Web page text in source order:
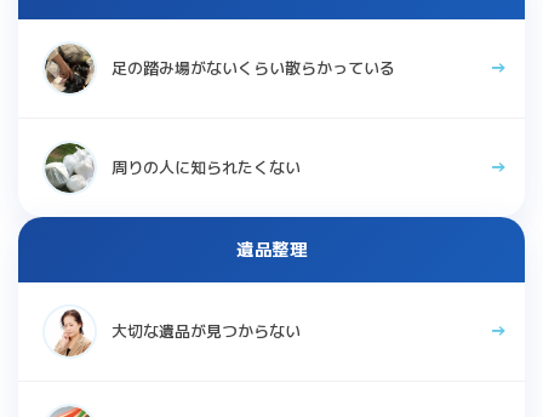
足の踏み場がないくらい散らかっている
周りの人に知られたくない
遺品整理
大切な遺品が見つからない